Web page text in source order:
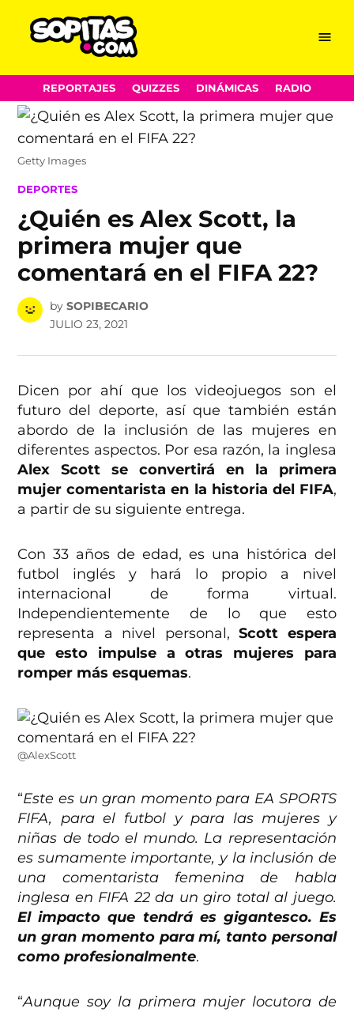
Skip
to
content
Menu
REPORTAJES QUIZZES DINÁMICAS RADIO
Getty Images
POSTED
DEPORTES
¿Quién es Alex Scott, la
primera mujer que
comentará en el FIFA 22?
by SOPIBECARIO
JULIO 23, 2021
Dicen por ahí que los videojuegos son el
futuro del deporte, así que también están
abordo de la inclusión de las mujeres en
diferentes aspectos. Por esa razón, la inglesa
Alex Scott se convertirá en la primera
mujer comentarista en la historia del FIFA,
a partir de su siguiente entrega.
Con 33 años de edad, es una histórica del
futbol inglés y hará lo propio a nivel
internacional de forma virtual.
Independientemente de lo que esto
representa a nivel personal,Scott espera
que esto impulse a otras mujeres para
romper más esquemas.
@AlexScott
“Este es un gran momento para EA SPORTS
FIFA, para el futbol y para las mujeres y
niñas de todo el mundo. La representación
es sumamente importante, y la inclusión de
una comentarista femenina de habla
inglesa en FIFA 22 da un giro total al juego.
El impacto que tendrá es gigantesco. Es
un gran momento para mí, tanto personal
como profesionalmente.
“Aunque soy la primera mujer locutora de